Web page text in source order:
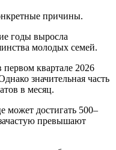
причины.
годы выросла
молодых семей.
первом квартале 2026
значительная часть
в месяц.
может достигать 500–
превышают